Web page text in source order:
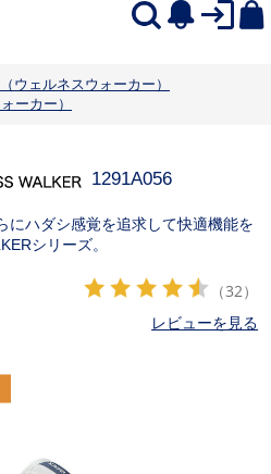
ウェルネスウォーカー）
ーカー）
1291A056
にハダシ感覚を追求して快適機能を
シリーズ。
（32）
レビューを見る